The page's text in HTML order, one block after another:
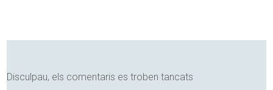
Disculpau, els comentaris es troben tancats